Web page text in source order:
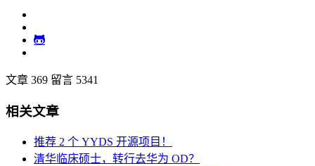
文章 369 留言 5341
相关文章
推荐 2 个 YYDS 开源项目！
清华临床硕士，转行去华为 OD？